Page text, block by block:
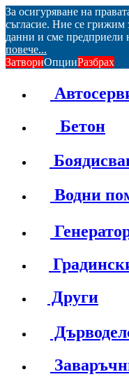
За осигуряване на
съгласие. Ние се грижим
данни и сме предприели
повече...
ЗатвориОпцииРазбрах
Бетон
Водни
Други